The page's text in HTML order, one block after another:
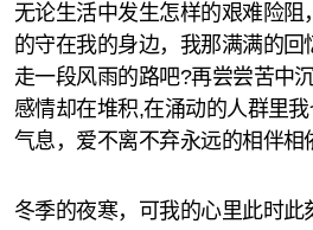
无论生活中发生怎样的艰难险
的守在我的身边，我那满满的回
走一段风雨的路吧?再尝尝苦中
感情却在堆积,在涌动的人群里
气息，爱不离不弃永远的相伴相
冬季的夜寒，可我的心里此时